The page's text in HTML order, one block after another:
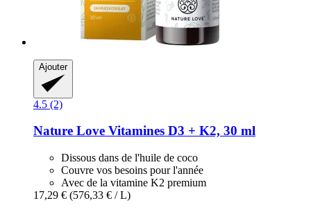
Ajouter
4.5 (2)
Nature Love Vitamines D3 + K2, 30 ml
Dissous dans de l'huile de coco
Couvre vos besoins pour l'année
Avec de la vitamine K2 premium
17,29 € (576,33 € / L)